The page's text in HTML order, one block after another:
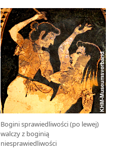
Bogini sprawiedliwości (po lewej)
walczy z boginią
niesprawiedliwości